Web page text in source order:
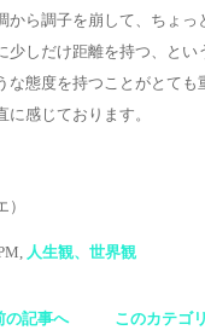
から調子を崩して、ちょっ
少しだけ距離を持つ、とい
な態度を持つことがとても
感じております。
人生観、世界観
の記事へ このカテゴ